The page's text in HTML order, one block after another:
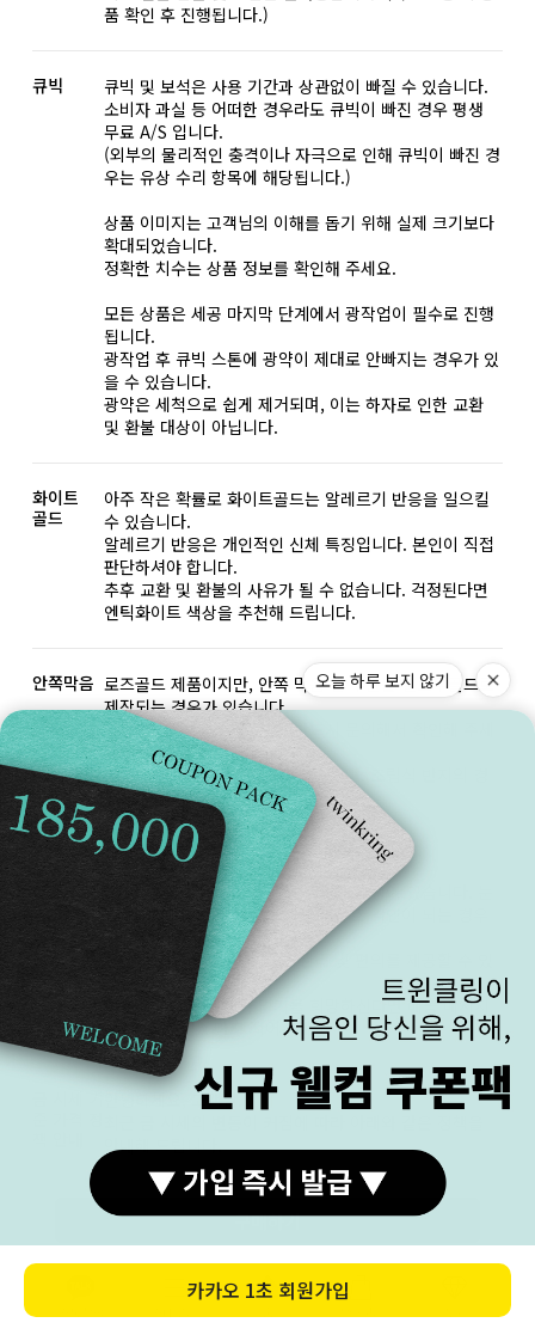
구매하기
품 확인 후 진행됩니다.)
큐빅
큐빅 및 보석은 사용 기간과 상관없이 빠질 수 있습니다.
소비자 과실 등 어떠한 경우라도 큐빅이 빠진 경우 평생
무료 A/S 입니다.
(외부의 물리적인 충격이나 자극으로 인해 큐빅이 빠진 경
우는 유상 수리 항목에 해당됩니다.)
상품 이미지는 고객님의 이해를 돕기 위해 실제 크기보다
확대되었습니다.
정확한 치수는 상품 정보를 확인해 주세요.
모든 상품은 세공 마지막 단계에서 광작업이 필수로 진행
됩니다.
광작업 후 큐빅 스톤에 광약이 제대로 안빠지는 경우가 있
을 수 있습니다.
광약은 세척으로 쉽게 제거되며, 이는 하자로 인한 교환
및 환불 대상이 아닙니다.
화이트
골드
아주 작은 확률로 화이트골드는 알레르기 반응을 일으킬
수 있습니다.
알레르기 반응은 개인적인 신체 특징입니다. 본인이 직접
판단하셔야 합니다.
추후 교환 및 환불의 사유가 될 수 없습니다. 걱정된다면
엔틱화이트 색상을 추천해 드립니다.
안쪽막음 로즈골드 제품이지만, 안쪽 막음 된 부분은 옐로우골드로
제작되는 경우가 있습니다.
안쪽 색상도 중요하신 분은 반드시 문의해서 확인해 주세
요.
안쪽에 땜 자국이 발생할 수 있습니다. 조립식 반지의 경
우 숨구멍이나 틈이 생길 수 있습니다.
(제품 디자인마다 상이함)
상품 상호
OEM 생산, 다른 협력업체와의 제작 과정이 있습니다. 눈
에 잘 띄지 않도록 생산한 업체의 상호 각인이 되는 경우
가 있습니다.
상호 각인으로 질 높은 사후 관리 및 편의를 제공할 수 있
관리보단 각인 자체가 없기를 희망하신다면 배송 메시지
에 '상호 각인 x'라고 적어주세요.
안녕하세요, 고객님.
안내해 드립니다.
· 제품 가격은 주문 시점의 금 시세를 기준으로 확정됩니
다.
승하더라도 추가 비용을 요청하지 않습니다.
앞으로도 안정적이고 신뢰할 수 있는 거래를 위해 최선을
오늘 하루 보지 않기
카카오 1초 회원가입